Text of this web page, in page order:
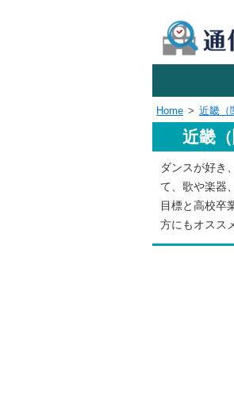
学校名で探す
関東
東海
Home 近畿（
近畿
ダンスが好き
て、歌や楽器
目標と高校卒
方にもオスス